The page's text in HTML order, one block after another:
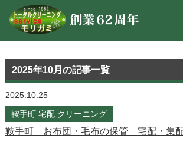
2025年10月 の記事一覧
2025.10.25
鞍手町 宅配 クリーニング
鞍手町 お布団・毛布の保管 宅配・集